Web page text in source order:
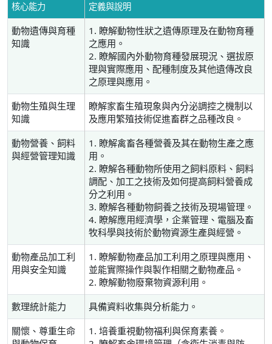
核心能力 定義與說明
動物遺傳與育種
知識
1. 瞭解動物性狀之遺傳原理及在動物育種
之應用。
2. 瞭解國內外動物育種發展現況、選拔原
理與實際應用、配種制度及其他遺傳改良
之原理與應用。
動物生殖與生理
知識
瞭解家畜生殖現象與內分泌調控之機制以
及應用繁殖技術促進畜群之品種改良。
動物營養、飼料
與經營管理知識
1. 瞭解禽畜各種營養及其在動物生產之應
用。
2. 瞭解各種動物所使用之飼料原料、飼料
調配、加工之技術及如何提高飼料營養成
分之利用。
3. 瞭解各種動物飼養之技術及現場管理。
4. 瞭解應用經濟學，企業管理、電腦及畜
牧科學與技術於動物資源生產與經營。
動物產品加工利
用與安全知識
1. 瞭解動物產品加工利用之原理與應用、
並能實際操作與製作相關之動物產品。
2. 瞭解動物廢棄物資源利用。
數理統計能力
具備資料收集與分析能力。
關懷、尊重生命
1. 培養重視動物福利與保育素養。